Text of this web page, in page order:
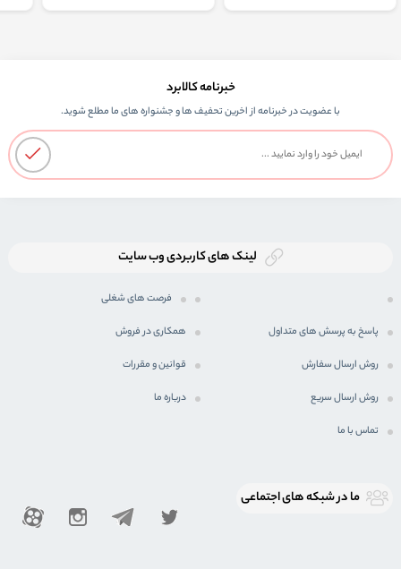
خبرنامه کالابرد
با عضویت در خبرنامه از اخرین تحفیف ها و جشنواره های ما مطلع شوید.
لینک های کاربردی وب سایت
فرصت های شغلی
پاسخ به پرسش های متداول همکاری در فروش
روش ارسال سفارش قوانین و مقررات
روش ارسال سریع درباره ما
تماس با ما
ما در شبكه های اجتماعی